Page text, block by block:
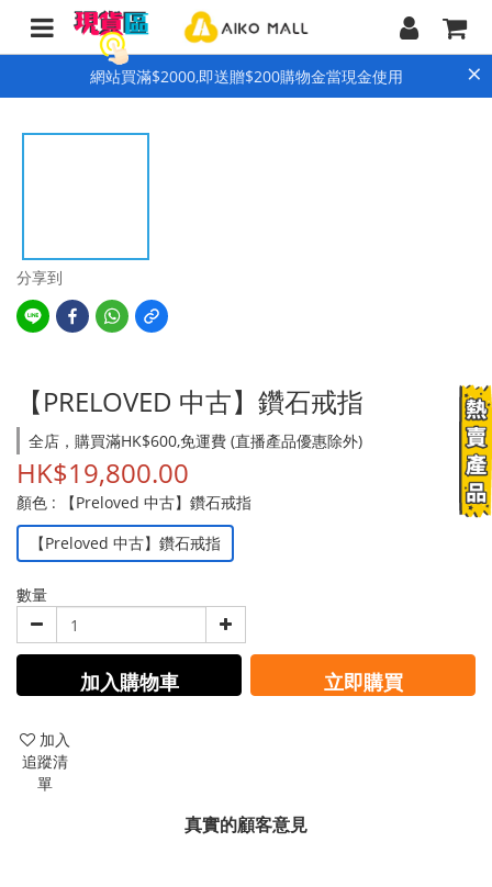
網站買滿$2000,即送贈$200購物金當現金使用 ×
分享到
【PRELOVED 中古】鑽石戒指
全店，購買滿HK$600,免運費 (直播產品優惠除外)
HK$19,800.00
顏色 : 【Preloved 中古】鑽石戒指
【Preloved 中古】鑽石戒指
數量
加入購物車 立即購買
加入
追蹤清
單
真實的顧客意見